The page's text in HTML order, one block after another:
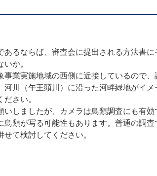
るならば、審査会に提出される方法書に
か。
業実施地域の西側に近接しているので、
川（午王頭川）に沿った河畔緑地がイメ
さい。
しましたが、カメラは鳥類調査にも有効
類が写る可能性もあります。普通の調査
て検討してください。